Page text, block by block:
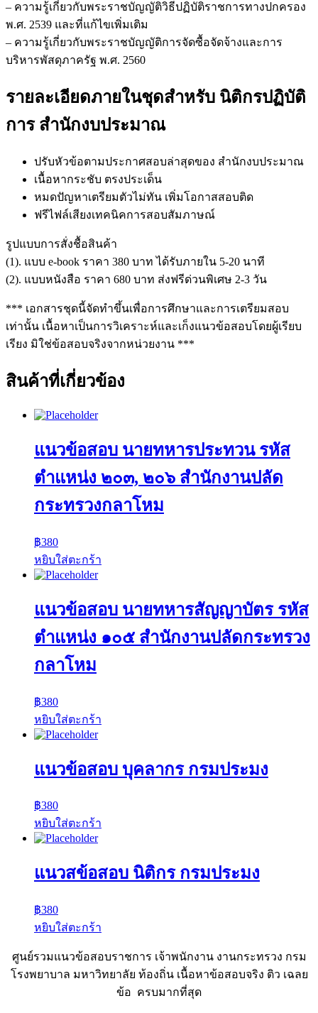
– ความรู้เกี่ยวกับพระราชบัญญัติวิธีปฏิบัติราชการทางปกครอง
พ.ศ. 2539 และที่แก้ไขเพิ่มเติม
– ความรู้เกี่ยวกับพระราชบัญญัติการจัดซื้อจัดจ้างและการ
บริหารพัสดุภาครัฐ พ.ศ. 2560
รายละเอียดภายในชุดสำหรับ นิติกรปฏิบัติ
การ สำนักงบประมาณ
ปรับหัวข้อตามประกาศสอบล่าสุดของ สำนักงบประมาณ
เนื้อหากระชับ ตรงประเด็น
หมดปัญหาเตรียมตัวไม่ทัน เพิ่มโอกาสสอบติด
ฟรีไฟล์เสียงเทคนิคการสอบสัมภาษณ์
รูปแบบการสั่งชื้อสินค้า
(1). แบบ e-book ราคา 380 บาท ได้รับภายใน 5-20 นาที
(2). แบบหนังสือ ราคา 680 บาท ส่งฟรีด่วนพิเศษ 2-3 วัน
*** เอกสารชุดนี้จัดทำขึ้นเพื่อการศึกษาและการเตรียมสอบ
เท่านั้น เนื้อหาเป็นการวิเคราะห์และเก็งแนวข้อสอบโดยผู้เรียบ
เรียง มิใช่ข้อสอบจริงจากหน่วยงาน ***
สินค้าที่เกี่ยวข้อง
แนวข้อสอบ นายทหารประทวน รหัส
ตำแหน่ง ๒๐๓, ๒๐๖ สำนักงานปลัด
กระทรวงกลาโหม
฿380
หยิบใส่ตะกร้า
แนวข้อสอบ นายทหารสัญญาบัตร รหัส
ตำแหน่ง ๑๐๕ สำนักงานปลัดกระทรวง
กลาโหม
฿380
หยิบใส่ตะกร้า
แนวข้อสอบ บุคลากร กรมประมง
฿380
หยิบใส่ตะกร้า
แนวสข้อสอบ นิติกร กรมประมง
฿380
หยิบใส่ตะกร้า
ศูนย์รวมแนวข้อสอบราชการ เจ้าพนักงาน งานกระทรวง กรม
โรงพยาบาล มหาวิทยาลัย ท้องถิ่น เนื้อหาข้อสอบจริง ติว เฉลย
ข้อ ครบมากที่สุด